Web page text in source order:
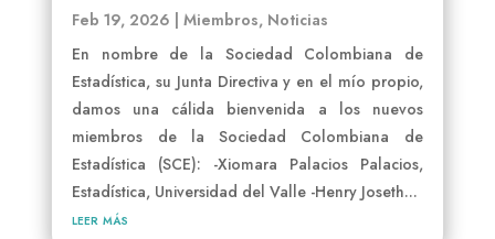
Feb 19, 2026 |Miembros, Noticias
En nombre de la Sociedad Colombiana de
Estadística, su Junta Directiva y en el mío propio,
damos una cálida bienvenida a los nuevos
miembros de la Sociedad Colombiana de
Estadística (SCE): -Xiomara Palacios Palacios,
Estadística, Universidad del Valle -Henry Joseth...
leer más